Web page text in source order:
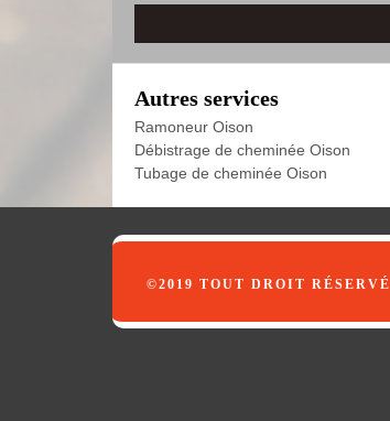
Autres services
Ramoneur Oison
Débistrage de cheminée Oison
Tubage de cheminée Oison
©2019 TOUT DROIT